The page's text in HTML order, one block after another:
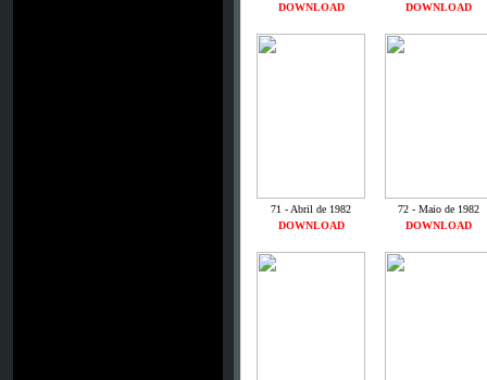
DOWNLOAD
DOWNLOAD
71 - Abril de 1982
72 - Maio de 1982
DOWNLOAD
DOWNLOAD